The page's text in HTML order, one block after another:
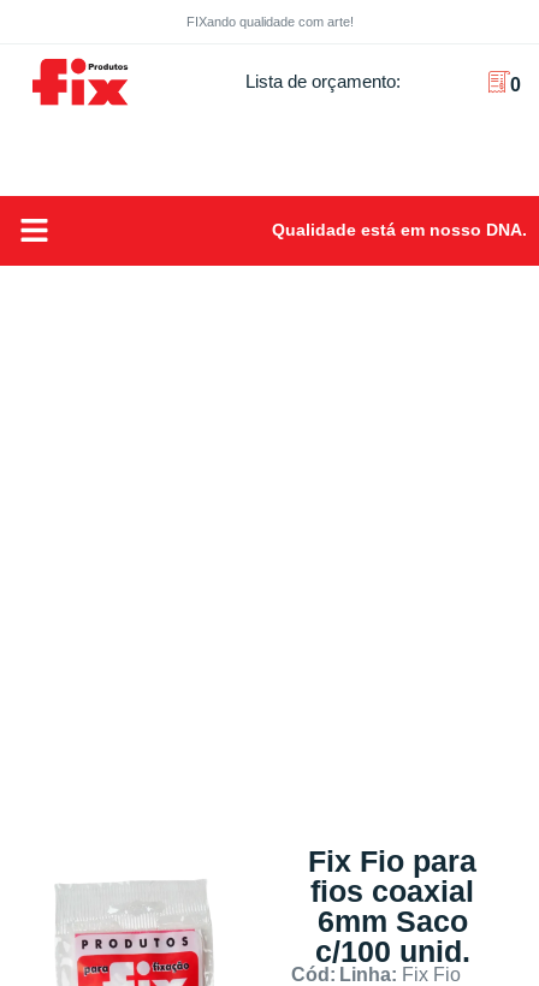
FIXando qualidade com arte!
Lista de orçamento: 0
Qualidade está em nosso DNA.
Fix Fio para
fios coaxial
6mm Saco
c/100 unid.
Cód: Linha: Fix Fio